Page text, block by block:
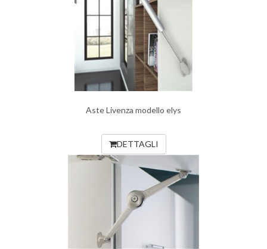
Aste Livenza modello elys
DETTAGLI